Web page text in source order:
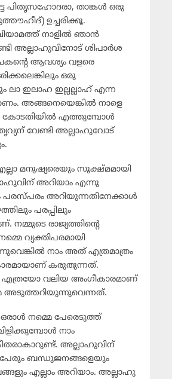
പിതൃസഹോദരാ, താങ്കള്‍ ഒരു
ഉച്ചരിക്കൂ.
നാളില്‍ ഞാന്‍
അല്ലാഹുവിനോട് ശിപാര്‍ശ
ആവശ്യം വളരെ
ഒരു
ലാ ഇലാഹ ഇല്ലല്ലാഹ് എന്ന
അങ്ങനെയെങ്കില്‍ നാളെ
കോടതിയില്‍ എത്തുമ്പോള്‍
വേണ്ടി അല്ലാഹുവോട്
മനുഷ്യരെയും സൂക്ഷ്മമായി
അറിയാം എന്നു
പരസ്പരം അറിയുന്നതിനേക്കാള്‍
പരപ്പിലും
നമ്മുടെ രാജ്യത്തിന്റെ
വ്യക്തിപരമായി
നാം അത് എത്രമാത്രം
കരുതുന്നത്.
വലിയ അംഗീകാരമാണ്
അടുത്തറിയുന്നുവെന്നത്.
നമ്മെ പേരെടുത്ത്
നാം
അല്ലാഹുവിന്
ബന്ധുജനങ്ങളെയും
എല്ലാം അറിയാം. അല്ലാഹു